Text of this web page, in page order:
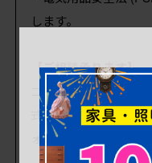
します。
【ご相談承ります】
コードの長さや色、
式にしたいなどのご
ォームの備考欄へそ